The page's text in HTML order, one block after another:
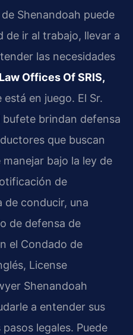
Shenandoah puede
de ir al trabajo, llevar a
las necesidades
Law Offices Of SRIS,
en juego. El Sr.
bufete brindan defensa
que buscan
bajo la ley de
de
de conducir, una
de defensa de
el Condado de
License
Shenandoah
a entender sus
legales. Puede